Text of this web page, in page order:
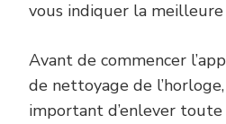
vous indiquer la meilleure
Avant de commencer
de nettoyage de
important d’enlever